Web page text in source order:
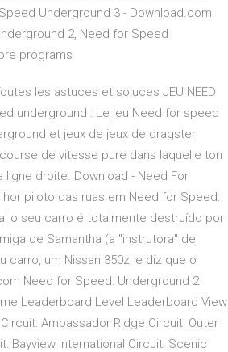
Underground 3 - Download.com
2, Need for Speed
programs
les astuces et soluces JEU NEED
underground : Le jeu Need for speed
et jeux de jeux de dragster
de vitesse pure dans laquelle ton
droite. Download - Need For
piloto das ruas em Need for Speed:
o seu carro é totalmente destruído por
de Samantha (a "instrutora" de
carro, um Nissan 350z, e diz que o
Need for Speed: Underground 2
Leaderboard Level Leaderboard View
Ambassador Ridge Circuit: Outer
Bayview International Circuit: Scenic